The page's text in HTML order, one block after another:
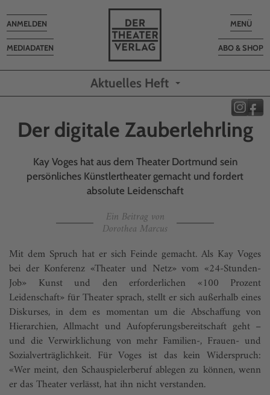
Toggle
MENÜ
ABO & SHOP
MEDIADATEN
Toggle
navigation
ANMELDEN
Aktuelles Heft
Der digitale Zauberlehrling
Kay Voges hat aus dem Theater Dortmund sein
persönliches Künstlertheater gemacht und fordert
absolute Leidenschaft
Ein Beitrag von
Dorothea Marcus
Mit dem Spruch hat er sich Feinde gemacht. Als Kay Voges
bei der Konferenz «Theater und Netz» vom «24-Stunden-
Job» Kunst und den erforderlichen «100 Prozent
Leidenschaft» für Theater sprach, stellt er sich außerhalb eines
Diskurses, in dem es momentan um die Abschaffung von
Hierarchien, Allmacht und Aufopferungsbereitschaft geht –
und die Verwirklichung von mehr Familien-, Frauen- und
Sozialverträglichkeit. Für Voges ist das kein Widerspruch:
«Wer meint, den Schauspielerberuf ablegen zu können, wenn
er das Theater verlässt, hat ihn nicht verstanden.